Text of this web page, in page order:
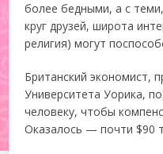
более бедными, а с
круг друзей, широта
религия) могут
Британский экономист,
Университета Уорика,
человеку, чтобы
Оказалось — почти $90